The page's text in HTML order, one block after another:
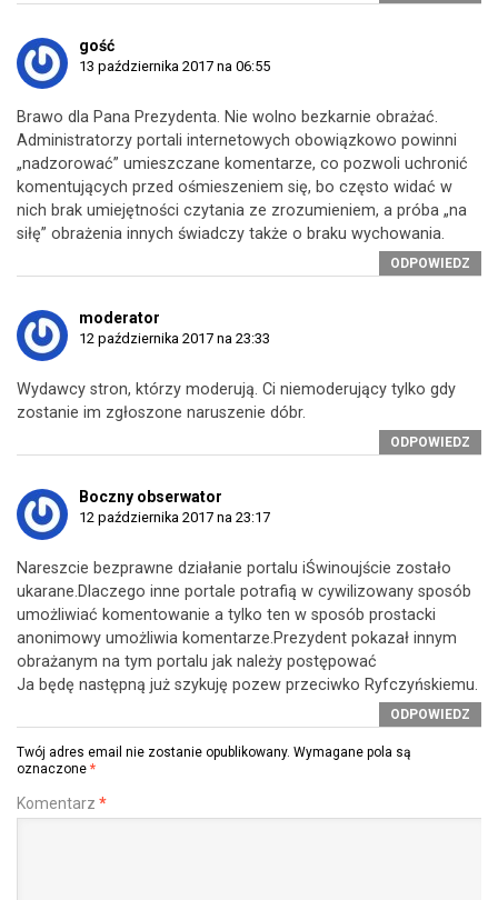
gość
13 października 2017 na 06:55
Brawo dla Pana Prezydenta. Nie wolno bezkarnie obrażać.
Administratorzy portali internetowych obowiązkowo powinni
„nadzorować” umieszczane komentarze, co pozwoli uchronić
komentujących przed ośmieszeniem się, bo często widać w
nich brak umiejętności czytania ze zrozumieniem, a próba „na
siłę” obrażenia innych świadczy także o braku wychowania.
ODPOWIEDZ
moderator
12 października 2017 na 23:33
Wydawcy stron, którzy moderują. Ci niemoderujący tylko gdy
zostanie im zgłoszone naruszenie dóbr.
ODPOWIEDZ
Boczny obserwator
12 października 2017 na 23:17
Nareszcie bezprawne działanie portalu iŚwinoujście zostało
ukarane.Dlaczego inne portale potrafią w cywilizowany sposób
umożliwiać komentowanie a tylko ten w sposób prostacki
anonimowy umożliwia komentarze.Prezydent pokazał innym
obrażanym na tym portalu jak należy postępować
Ja będę następną już szykuję pozew przeciwko Ryfczyńskiemu.
ODPOWIEDZ
Twój adres email nie zostanie opublikowany. Wymagane pola są
oznaczone *
Komentarz *